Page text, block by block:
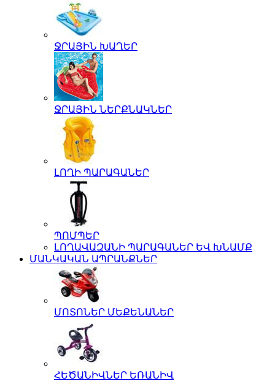
ՋՐԱՅԻՆ ԽԱՂԵՐ
ՋՐԱՅԻՆ ՆԵՐՔՆԱԿՆԵՐ
ԼՈՂԻ ՊԱՐԱԳԱՆԵՐ
ՊՈՄՊԵՐ
ԼՈՂԱՎԱԶԱՆԻ ՊԱՐԱԳԱՆԵՐ ԵՎ ԽՆԱՄՔ
ՄԱՆԿԱԿԱՆ ԱՊՐԱՆՔՆԵՐ
ՄՈՏՈՆԵՐ ՄԵՔԵՆԱՆԵՐ
ՀԵԾԱՆԻՎՆԵՐ ԵՌԱՆԻՎ